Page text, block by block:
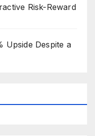
Risk-Reward
Upside Despite a